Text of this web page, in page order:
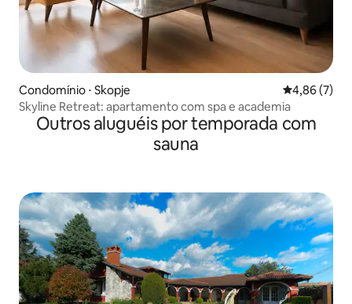
Condomínio ⋅ Skopje 4,86 de uma
4,86 (7)
Skyline Retreat: apartamento com spa e academia
Outros aluguéis por temporada com
sauna